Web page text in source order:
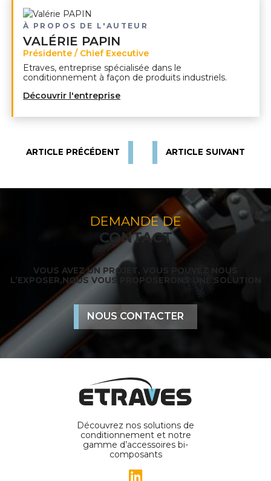
À PROPOS DE L'AUTEUR
VALÉRIE PAPIN
Présidente / Chief Executive
Etraves, entreprise spécialisée dans le
conditionnement à façon de produits industriels.
Découvrir l'entreprise
ARTICLE PRÉCÉDENT ARTICLE SUIVANT
DEMANDE DE
CONTACT
VOUS AVEZ UN PROJET, VOUS POUVEZ NOUS
L’EXPOSER,NOUS VOUS PROPOSERONS UNE SOLUTION
NOUS CONTACTER
Découvrez nos solutions de
conditionnement et notre
gamme d’accessoires bi-
composants